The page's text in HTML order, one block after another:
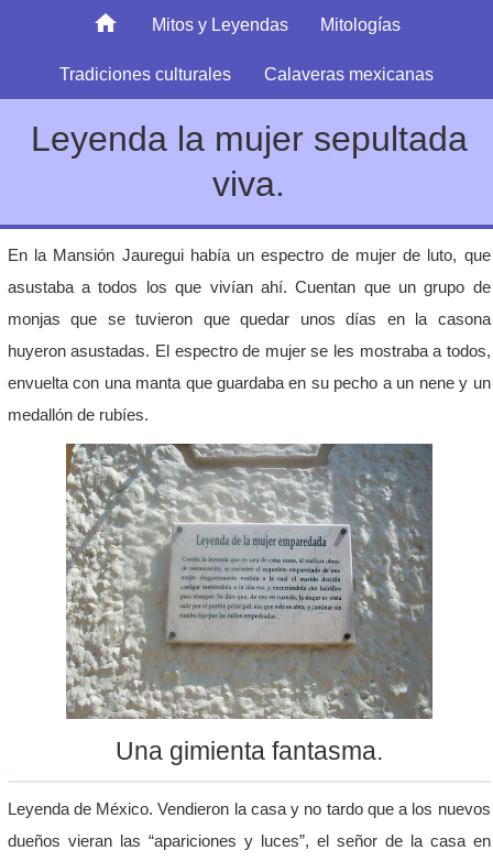
Mitos y Leyendas Mitologías
Tradiciones culturales Calaveras mexicanas
Leyenda la mujer sepultada
viva.
En la Mansión Jauregui había un espectro de mujer de luto, que
asustaba a todos los que vivían ahí. Cuentan que un grupo de
monjas que se tuvieron que quedar unos días en la casona
huyeron asustadas. El espectro de mujer se les mostraba a todos,
envuelta con una manta que guardaba en su pecho a un nene y un
medallón de rubíes.
Una gimienta fantasma.
Leyenda de México. Vendieron la casa y no tardo que a los nuevos
dueños vieran las “apariciones y luces”, el señor de la casa en